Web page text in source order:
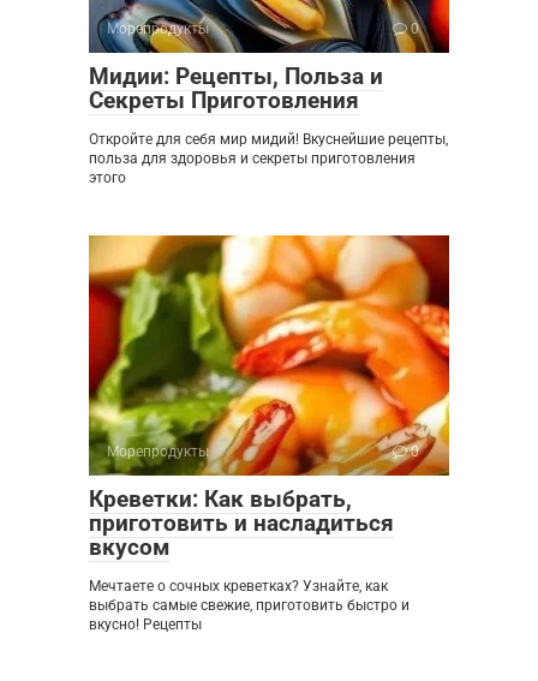
Морепродукты 0
Мидии: Рецепты, Польза и
Секреты Приготовления
Откройте для себя мир мидий! Вкуснейшие рецепты,
польза для здоровья и секреты приготовления
этого
Морепродукты 0
Креветки: Как выбрать,
приготовить и насладиться
вкусом
Мечтаете о сочных креветках? Узнайте, как
выбрать самые свежие, приготовить быстро и
вкусно! Рецепты